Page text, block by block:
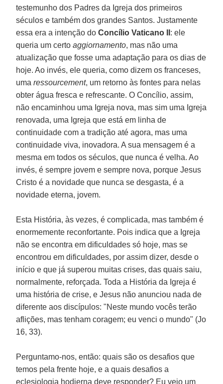
testemunho dos Padres da Igreja dos primeiros
séculos e também dos grandes Santos. Justamente
essa era a intenção doConcílio Vaticano II : ele
queria um certoaggiornamento, mas não uma
atualização que fosse uma adaptação para os dias de
hoje. Ao invés, ele queria, como dizem os franceses,
umaressourcement, um retorno às fontes para nelas
obter água fresca e refrescante. O Concílio, assim,
não encaminhou uma Igreja nova, mas sim uma Igreja
renovada, uma Igreja que está em linha de
continuidade com a tradição até agora, mas uma
continuidade viva, inovadora. A sua mensagem é a
mesma em todos os séculos, que nunca é velha. Ao
invés, é sempre jovem e sempre nova, porque Jesus
Cristo é a novidade que nunca se desgasta, é a
novidade eterna, jovem.
Esta História, às vezes, é complicada, mas também é
enormemente reconfortante. Pois indica que a Igreja
não se encontra em dificuldades só hoje, mas se
encontrou em dificuldades, por assim dizer, desde o
início e que já superou muitas crises, das quais saiu,
normalmente, reforçada. Toda a História da Igreja é
uma história de crise, e Jesus não anunciou nada de
diferente aos discípulos: "Neste mundo vocês terão
aflições, mas tenham coragem; eu venci o mundo" (Jo
16, 33).
Perguntamo-nos, então: quais são os desafios que
temos pela frente hoje, e a quais desafios a
eclesiologia hodierna deve responder? Eu vejo um